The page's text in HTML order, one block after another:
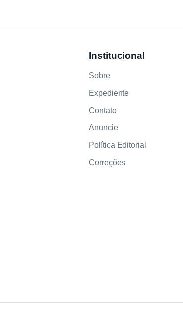
Institucional
Sobre
Expediente
Contato
Anuncie
Política Editorial
Correções